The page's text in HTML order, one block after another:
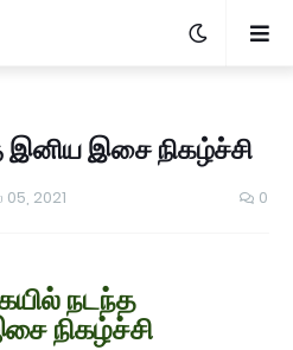
இசை நிகழ்ச்சி
2021 0
நடந்த
நிகழ்ச்சி